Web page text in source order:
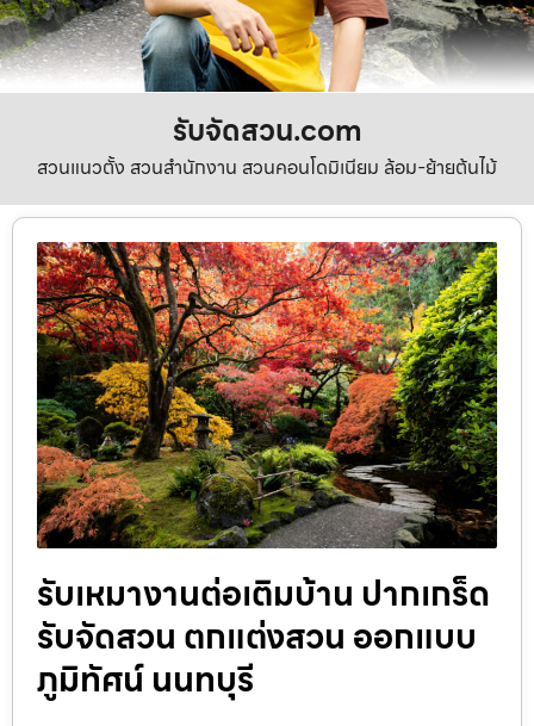
รับจัดสวน.com
สวนแนวตั้ง สวนสำนักงาน สวนคอนโดมิเนียม ล้อม-ย้ายต้นไม้
รับเหมางานต่อเติมบ้าน ปากเกร็ด
รับจัดสวน ตกแต่งสวน ออกแบบ
ภูมิทัศน์ นนทบุรี